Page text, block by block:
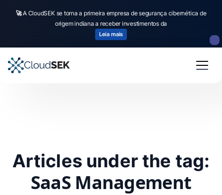
🚀A CloudSEK se torna a primeira empresa de segurança cibernética de
origem indiana a receber investimentos da
Leia mais
Articles under the tag:
SaaS Management